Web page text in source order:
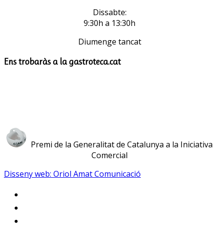
Dissabte:
9:30h a 13:30h
Diumenge tancat
Ens trobaràs a la gastroteca.cat
Premi de la Generalitat de Catalunya a la Iniciativa
Comercial
Disseny web: Oriol Amat Comunicació